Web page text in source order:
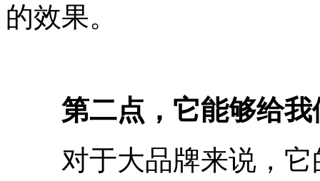
的效果。
第二点，它能够给我
对于大品牌来说，它